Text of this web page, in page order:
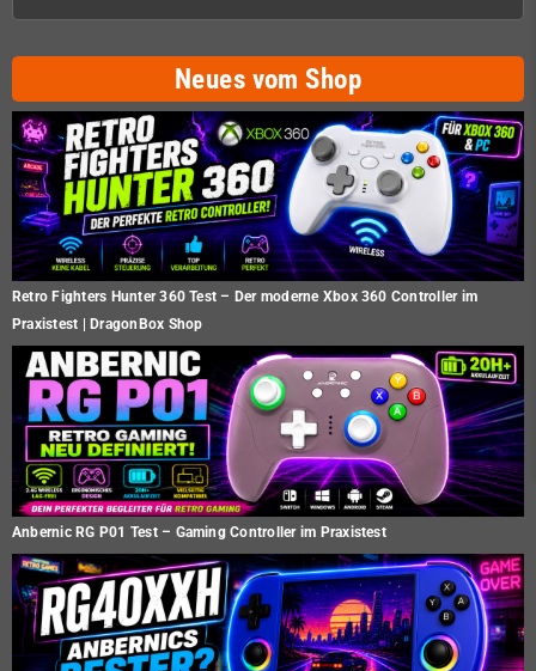
Neues vom Shop
Retro Fighters Hunter 360 Test – Der moderne Xbox 360 Controller im
Praxistest | DragonBox Shop
Anbernic RG P01 Test – Gaming Controller im Praxistest